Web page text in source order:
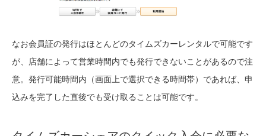
なお会員証の発行はほとんどのタイムズカーレンタルで可能です
が、店舗によって営業時間内でも発行できないことがあるので注
意。発行可能時間内（画面上で選択できる時間帯）であれば、申
込みを完了した直後でも受け取ることは可能です。